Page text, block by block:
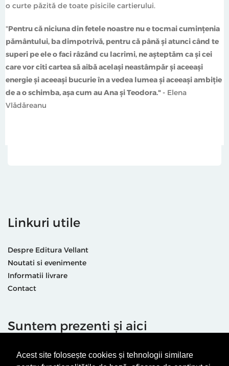
Acest site folosește cookies și tehnologii similare
o curte păzită de toate pisicile cartierului.
"Pentru că niciuna din fetele noastre nu e tocmai cumințenia
pământului, ba dimpotrivă, pentru că până și atunci când te
superi pe ele o faci râzând cu lacrimi, ne așteptăm ca și cei
care vor citi cartea să aibă același neastâmpăr și aceeași
energie și aceeași bucurie în a vedea lumea și aceeași ambiție
de a o schimba, așa cum au Ana și Teodora." - Elena
Vlădăreanu
Linkuri utile
Despre Editura Vellant
Noutati si evenimente
Informatii livrare
Contact
Suntem prezenti și aici